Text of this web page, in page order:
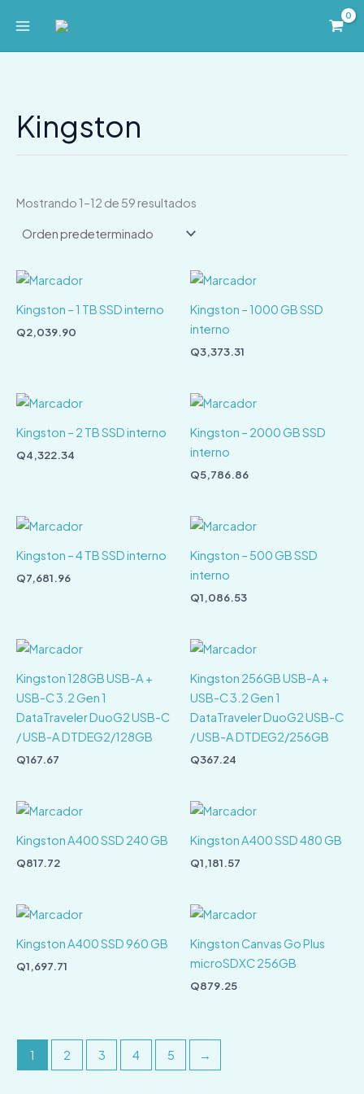
Kingston
Mostrando 1–12 de 59 resultados
Kingston – 1 TB SSD interno
Q2,039.90
Kingston – 1000 GB SSD
interno
Q3,373.31
Kingston – 2 TB SSD interno
Q4,322.34
Kingston – 2000 GB SSD
interno
Q5,786.86
Kingston – 4 TB SSD interno
Q7,681.96
Kingston – 500 GB SSD
interno
Q1,086.53
Kingston 128GB USB-A +
USB-C 3.2 Gen 1
DataTraveler DuoG2 USB-C
/ USB-A DTDEG2/128GB
Q167.67
Kingston 256GB USB-A +
USB-C 3.2 Gen 1
DataTraveler DuoG2 USB-C
/ USB-A DTDEG2/256GB
Q367.24
Kingston A400 SSD 240 GB
Q817.72
Kingston A400 SSD 480 GB
Q1,181.57
Kingston A400 SSD 960 GB
Q1,697.71
Kingston Canvas Go Plus
microSDXC 256GB
Q879.25
1 2 3 4 5 →